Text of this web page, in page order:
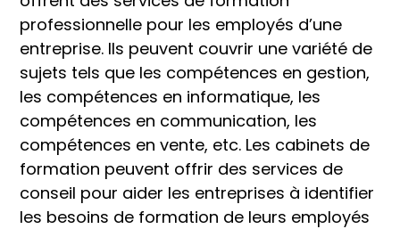
professionnelle pour les employés d’une
entreprise. Ils peuvent couvrir une variété de
sujets tels que les compétences en gestion,
les compétences en informatique, les
compétences en communication, les
compétences en vente, etc. Les cabinets de
formation peuvent offrir des services de
conseil pour aider les entreprises à identifier
les besoins de formation de leurs employés